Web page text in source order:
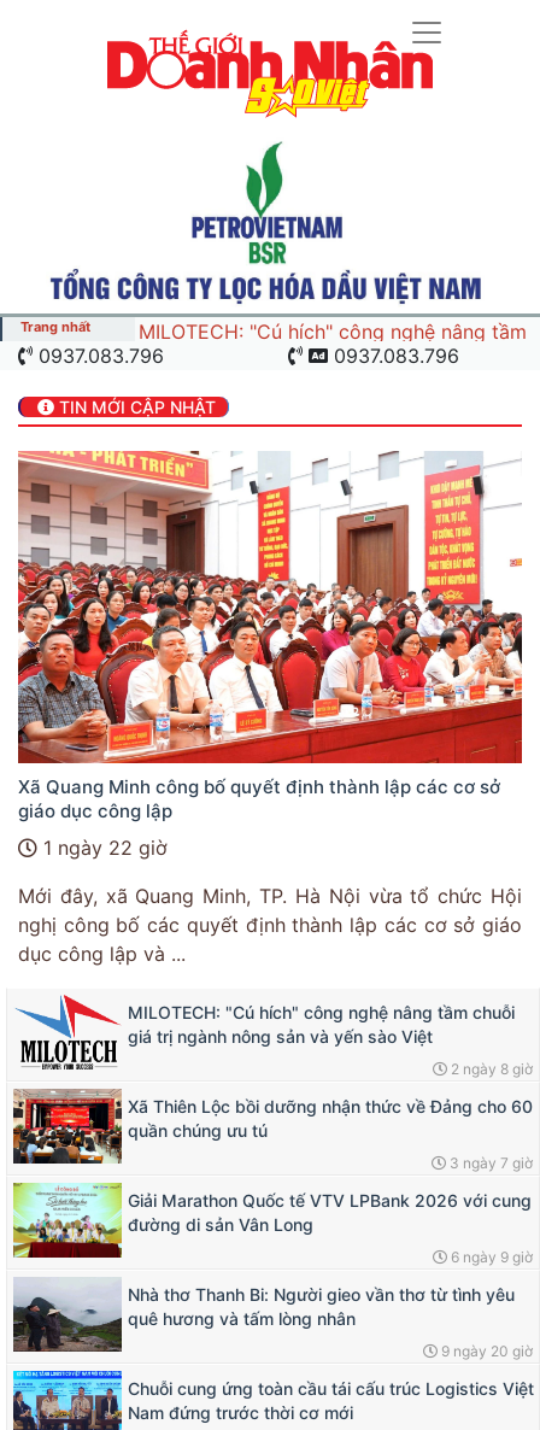
Trang nhất
MILOTECH: "Cú hích" công
nghệ nâng tầm chuỗi giá trị
Việt Nam
0937.083.796 0937.083.796
TIN MỚI CẬP NHẬT
Xã Quang Minh công bố quyết định thành lập các cơ sở
giáo dục công lập
1 ngày 22 giờ
Mới đây, xã Quang Minh, TP. Hà Nội vừa tổ chức Hội
nghị công bố các quyết định thành lập các cơ sở giáo
dục công lập và ...
MILOTECH: "Cú hích" công nghệ nâng tầm chuỗi
giá trị ngành nông sản và yến sào Việt
2 ngày 8 giờ
Xã Thiên Lộc bồi dưỡng nhận thức về Đảng cho 60
quần chúng ưu tú
3 ngày 7 giờ
Giải Marathon Quốc tế VTV LPBank 2026 với cung
đường di sản Vân Long
6 ngày 9 giờ
Nhà thơ Thanh Bi: Người gieo vần thơ từ tình yêu
quê hương và tấm lòng nhân
9 ngày 20 giờ
Chuỗi cung ứng toàn cầu tái cấu trúc Logistics Việt
Nam đứng trước thời cơ mới